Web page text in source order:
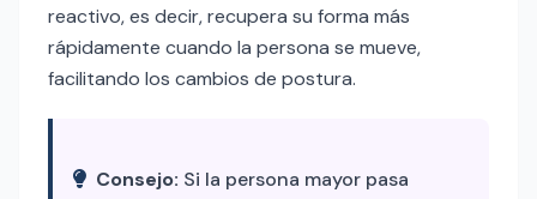
reactivo, es decir, recupera su forma más
rápidamente cuando la persona se mueve,
facilitando los cambios de postura.
Consejo: Si la persona mayor pasa